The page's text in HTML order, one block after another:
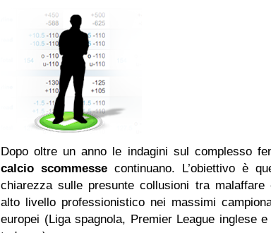
Dopo oltre un anno le indagini sul complesso
calcio scommesse continuano. L’obiettivo è
chiarezza sulle presunte collusioni tra malaffare
alto livello professionistico nei massimi
europei (Liga spagnola, Premier League inglese e